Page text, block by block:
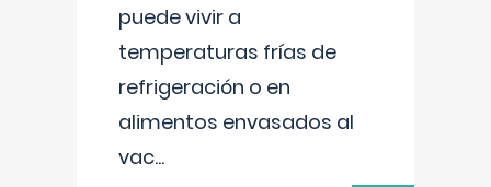
puede vivir a
temperaturas frías de
refrigeración o en
alimentos envasados al
vac...